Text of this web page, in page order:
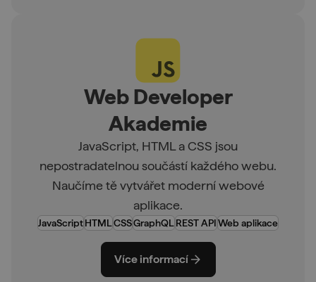
Web Developer
Akademie
JavaScript, HTML a CSS jsou
nepostradatelnou součástí každého webu.
Naučíme tě vytvářet moderní webové
aplikace.
JavaScriptHTMLCSSGraphQLREST APIWeb aplikace
Více informací